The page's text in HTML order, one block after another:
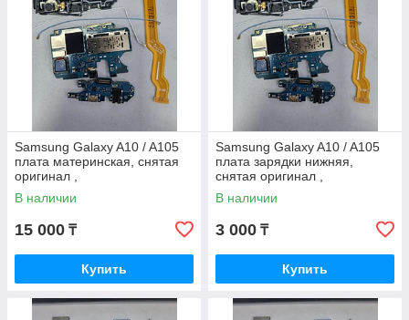
Samsung Galaxy A10 / A105
плата материнская, снятая
оригинал ,
В наличии
15 000 ₸
Купить
Samsung Galaxy A10 / A105
плата зарядки нижняя,
снятая оригинал ,
В наличии
3 000 ₸
Купить